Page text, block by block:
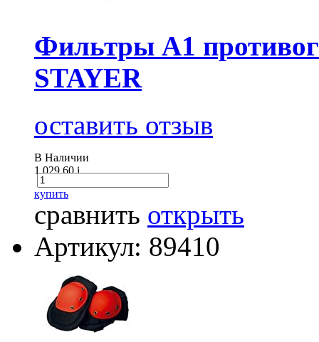
Фильтры А1
STAYER
оставить отзыв
В Наличии
1 029.60i
купить
сравнить открыть
Артикул: 89410